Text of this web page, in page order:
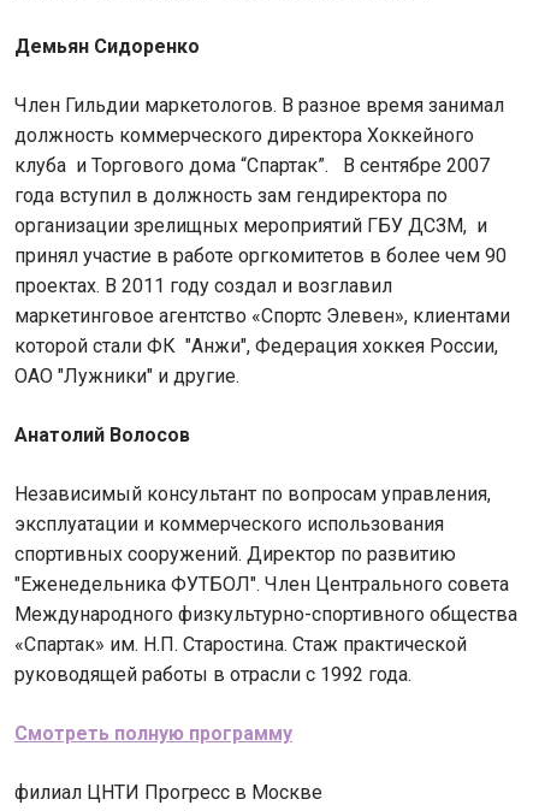
Демьян Сидоренко
Член Гильдии маркетологов. В разное время занимал
должность коммерческого директора Хоккейного
клуба и Торгового дома “Спартак”. В сентябре 2007
года вступил в должность зам гендиректора по
организации зрелищных мероприятий ГБУ ДСЗМ, и
принял участие в работе оргкомитетов в более чем 90
проектах. В 2011 году создал и возглавил
маркетинговое агентство «Спортс Элевен», клиентами
которой стали ФК "Анжи", Федерация хоккея России,
ОАО "Лужники" и другие.
Анатолий Волосов
Независимый консультант по вопросам управления,
эксплуатации и коммерческого использования
спортивных сооружений. Директор по развитию
"Еженедельника ФУТБОЛ". Член Центрального совета
Международного физкультурно-спортивного общества
«Спартак» им. Н.П. Старостина. Стаж практической
руководящей работы в отрасли с 1992 года.
Смотреть полную программу
филиал ЦНТИ Прогресс в Москве